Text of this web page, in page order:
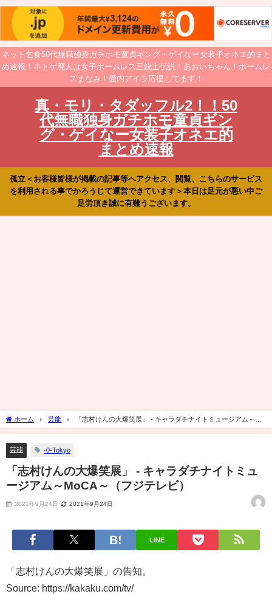
ネット乞食50代無職独身ガチホモ童貞ギング・ゲイなー女装子オネエ的まと
め速報！ネトゲ廃人は女子ホームレス三銃士伝説！あおいちゃん！ホームレ
スまなみ！愛内アイラ応援してます！
真・モリ・タダッフル2！！50
代無職独身ガチホモ童貞ギン
グ・ゲイなー女装子オネエ的
まとめ速報
孤立＜お客様皆様が掲載の記事等へアクセス、閲覧、こちらのサービス
を利用される事でかろうじて運営できています＞本日は足元が悪い中ご
足労頂き誠に有難うございます。
ホーム 芸能
「志村けんの大爆笑展」 - キャラダチナイトミュージアム～
MoCA～（フジテレビ）
芸能 -0-Tokyo
「志村けんの大爆笑展」 - キャラダチナイトミュ
ージアム～MoCA～（フジテレビ）
2021年9月24日 2021年9月24日
LINE
「志村けんの大爆笑展」の告知。
Source: https://kakaku.com/tv/